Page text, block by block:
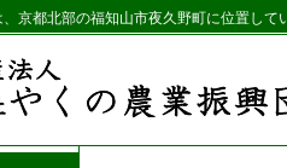
京都北部の福知山市夜久野町に位置して